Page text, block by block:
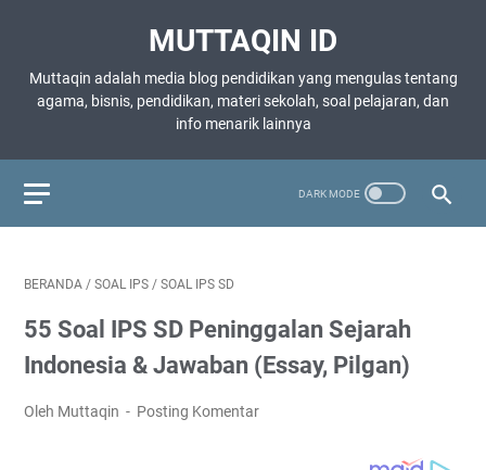
MUTTAQIN ID
Muttaqin adalah media blog pendidikan yang mengulas tentang
agama, bisnis, pendidikan, materi sekolah, soal pelajaran, dan
info menarik lainnya
BERANDA / SOAL IPS / SOAL IPS SD
55 Soal IPS SD Peninggalan Sejarah
Indonesia & Jawaban (Essay, Pilgan)
Oleh Muttaqin Posting Komentar